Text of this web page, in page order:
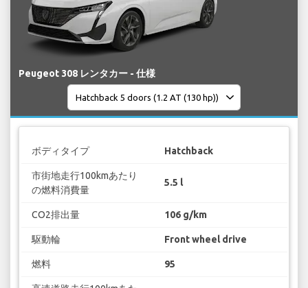
Peugeot 308 レンタカー - 仕様
ボディタイプ Hatchback
市街地走行100kmあたり
の燃料消費量
5.5 l
CO2排出量 106 g/km
駆動輪 Front wheel drive
燃料 95